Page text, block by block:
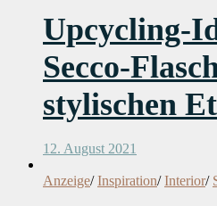
Upcycling-
Secco-
stylischen
12. August 2021
Anzeige/ Inspiration/ Interior/